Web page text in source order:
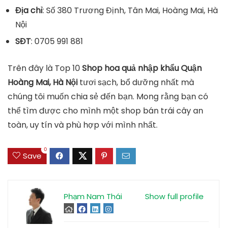
Địa chỉ: Số 380 Trương Định, Tân Mai, Hoàng Mai, Hà
Nội
SĐT: 0705 991 881
Trên đây là Top 10Shop hoa quả nhập khẩu Quận
Hoàng Mai, Hà Nội tươi sạch, bổ dưỡng nhất mà
chúng tôi muốn chia sẻ đến bạn. Mong rằng bạn có
thể tìm được cho mình một shop bán trái cây an
toàn, uy tín và phù hợp với mình nhất.
Save
0
Show full profile
Phạm Nam Thái